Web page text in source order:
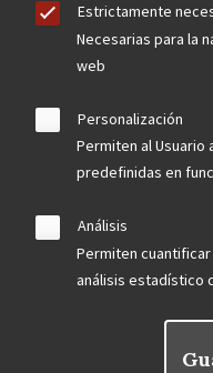
Estrictamente
Necesarias para la
web
Personalización
Permiten al Usuario
predefinidas en
Análisis
Permiten
análisis estadístico